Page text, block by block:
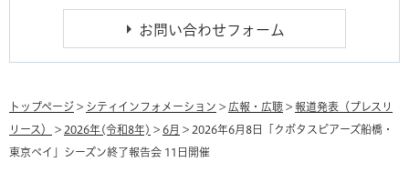
トップページ > シティインフォメーション > 広報・広聴 > 報道発表（プレスリ
リース） > 2026年(令和8年) > 6月 > 2026年6月8日「クボタスピアーズ船橋・
東京ベイ」シーズン終了報告会 11日開催